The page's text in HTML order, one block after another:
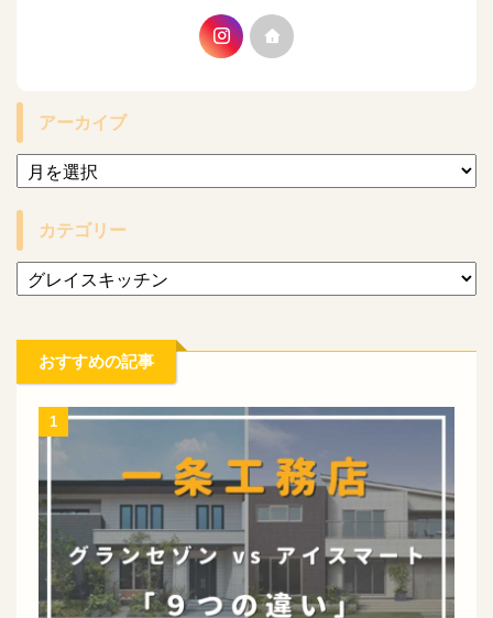
アーカイブ
カテゴリー
おすすめの記事
1